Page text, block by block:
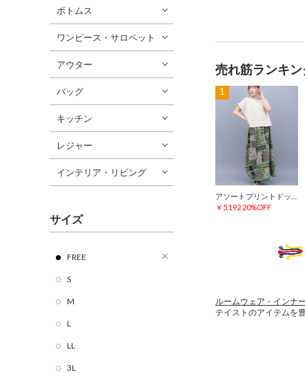
ボトムス
ワンピース・サロペット
アウター
バッグ
キッチン
レジャー
インテリア・リビング
サイズ
FREE
S
M
L
LL
3L
売れ筋ランキン
1
￥5,192 20%OFF
ルームウェア・インナー
テイストのアイテムを